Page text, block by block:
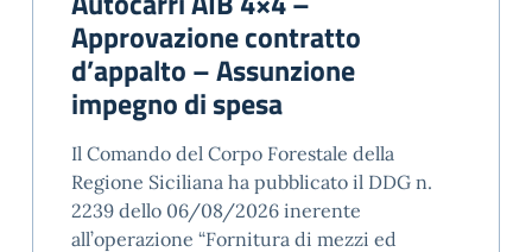
Approvazione contratto
d’appalto – Assunzione
impegno di spesa
Il Comando del Corpo Forestale della
Regione Siciliana ha pubblicato il DDG n.
2239 dello 06/08/2026 inerente
all’operazione “Fornitura di mezzi ed